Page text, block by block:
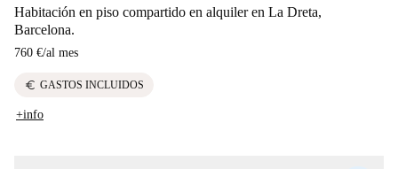
Habitación en piso compartido en alquiler en La Dreta,
Barcelona.
760 €/al mes
euro GASTOS INCLUIDOS
+info